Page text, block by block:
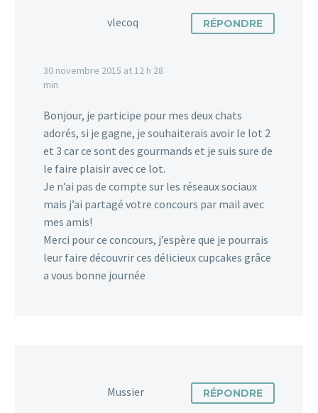
vlecoq
30 novembre 2015 at 12 h 28
min
RÉPONDRE
Bonjour, je participe pour mes deux chats
adorés, si je gagne, je souhaiterais avoir le lot 2
et 3 car ce sont des gourmands et je suis sure de
le faire plaisir avec ce lot.
Je n’ai pas de compte sur les réseaux sociaux
mais j’ai partagé votre concours par mail avec
mes amis!
Merci pour ce concours, j’espère que je pourrais
leur faire découvrir ces délicieux cupcakes grâce
a vous bonne journée
Mussier RÉPONDRE